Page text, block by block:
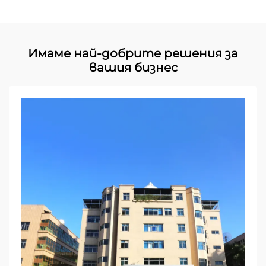
Имаме най-добрите решения за
вашия бизнес